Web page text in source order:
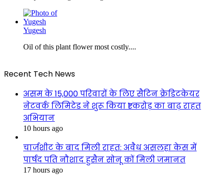
Yugesh
Oil of this plant flower most costly....
Recent Tech News
असम के 15,000 परिवारों के लिए सैटिन क्रेडिटकेयर
नेटवर्क लिमिटेड ने शुरू किया ₹1 करोड़ का बाढ़ राहत
अभियान
10 hours ago
चार्जशीट के बाद मिली राहत: अवैध असलहा केस में
पार्षद पति नौशाद हुसैन सोनू कों मिली जमानत
17 hours ago